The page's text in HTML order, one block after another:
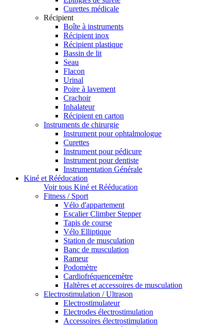
Curettes médicale
Récipient
Boîte à instruments
Récipient inox
Récipient plastique
Bassin de lit
Seau
Flacon
Urinal
Poire à lavement
Crachoir
Inhalateur
Récipient en carton
Instruments de chirurgie
Instrument pour ophtalmologue
Curettes
Instrument pour pédicure
Instrument pour dentiste
Instrumentation Générale
Kiné et Rééducation
Voir tous Kiné et Rééducation
Fitness / Sport
Vélo d'appartement
Escalier Climber Stepper
Tapis de course
Vélo Elliptique
Station de musculation
Banc de musculation
Rameur
Podomètre
Cardiofréquencemètre
Haltères et accessoires de musculation
Electrostimulation / Ultrason
Electrostimulateur
Electrodes électrostimulation
Accessoires électrostimulation